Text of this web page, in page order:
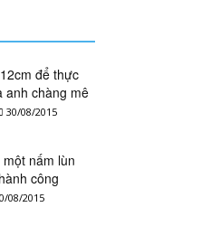
để thực
anh chàng mê
30/08/2015
nấm lùn
công
08/2015